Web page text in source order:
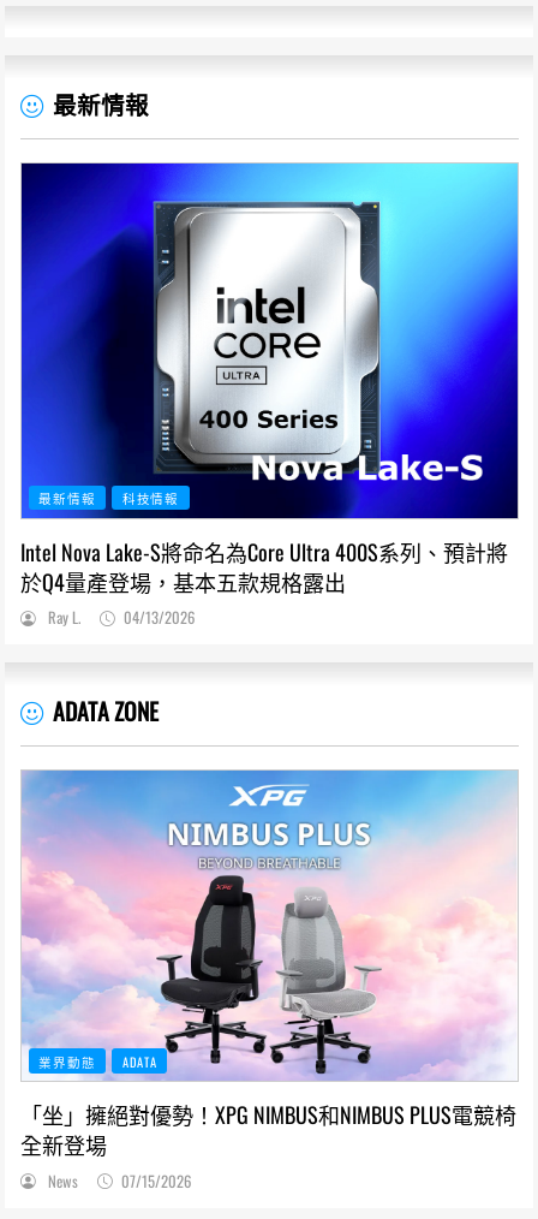
最新情報
最新情報 科技情報
Intel Nova Lake-S將命名為Core Ultra 400S系列、預計將
於Q4量產登場，基本五款規格露出
Ray L. 04/13/2026
ADATA ZONE
業界動態 ADATA
「坐」擁絕對優勢！XPG NIMBUS和NIMBUS PLUS電競椅
全新登場
News 07/15/2026